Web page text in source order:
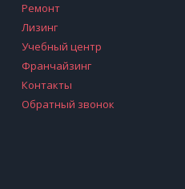
Ремонт
Лизинг
Учебный центр
Франчайзинг
Контакты
Обратный звонок